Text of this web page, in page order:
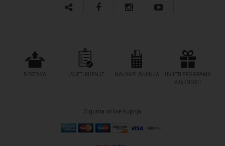
DOSTAVA UVJETI KUPNJE NAČIN PLAĆANJA
UVJETI PROGRAMA
VJERNOSTI
Sigurna online kupnja